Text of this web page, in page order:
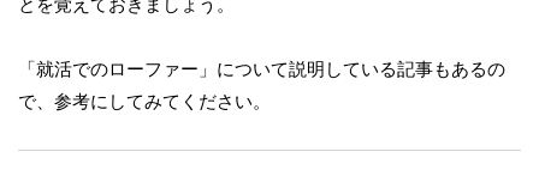
「就活でのローファー」について説明している記事もあるの
で、参考にしてみてください。